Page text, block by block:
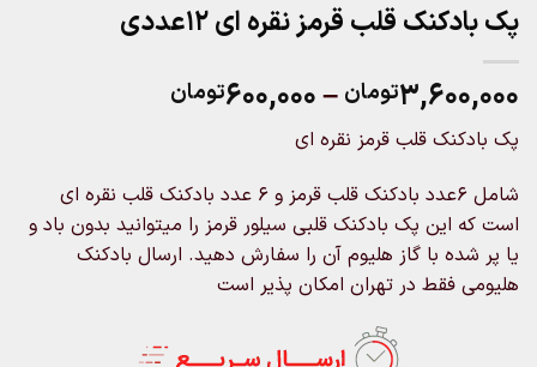
پک بادکنک قلب قرمز نقره ای 12عددی
۳,۶۰۰,۰۰۰تومان –۶۰۰,۰۰۰تومان
through
۳,۶۰۰,۰۰۰تومان
پک بادکنک قلب قرمز نقره ای
شامل 6عدد بادکنک قلب قرمز و 6 عدد بادکنک قلب نقره ای
است که این پک بادکنک قلبی سیلور قرمز را میتوانید بدون باد و
یا پر شده با گاز هلیوم آن را سفارش دهید. ارسال بادکنک
هلیومی فقط در تهران امکان پذیر است